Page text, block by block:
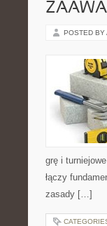
POSTED BY
grę i
łączy
zasady […]